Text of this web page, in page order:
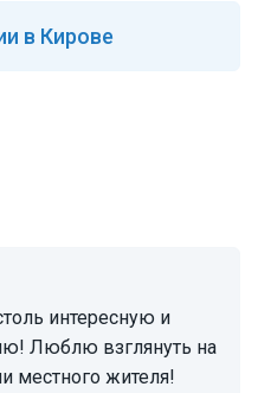
в Кирове
Люблю взглянуть на
местного жителя!